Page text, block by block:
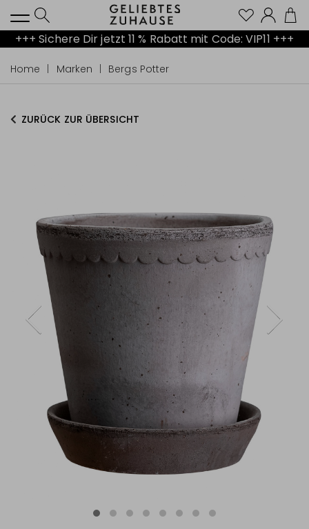
+++ Sichere Dir jetzt 11 % Rabatt mit Code: VIP11 +++
Home Marken Bergs Potter
ZURÜCK ZUR ÜBERSICHT